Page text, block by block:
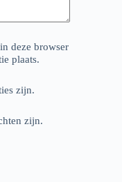
deze browser
plaats.
zijn.
zijn.